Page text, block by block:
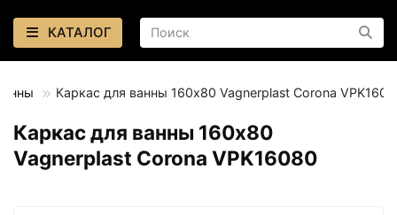
КАТАЛОГ
Каркас для ванны 160х80 Vagnerplast Corona
Каркас для ванны 160х80
Vagnerplast Corona VPK16080